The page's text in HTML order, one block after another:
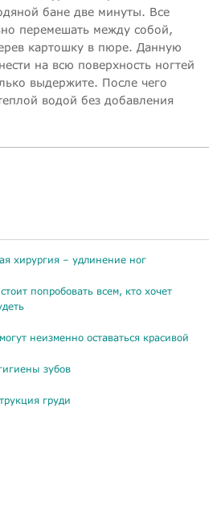
бане две минуты. Все
перемешать между собой,
картошку в пюре. Данную
на всю поверхность ногтей
выдержите. После чего
водой без добавления
хирургия – удлинение ног
попробовать всем, кто хочет
неизменно оставаться красивой
зубов
груди